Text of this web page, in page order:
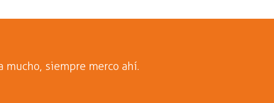
mucho, siempre merco ahí.